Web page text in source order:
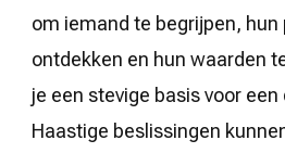
om iemand te begrijpen,
ontdekken en hun waarden
je een stevige basis voor
Haastige beslissingen